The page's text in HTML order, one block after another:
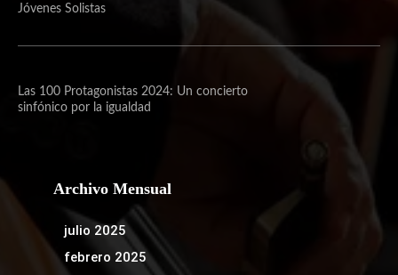
Jóvenes Solistas
Las 100 Protagonistas 2024: Un concierto
sinfónico por la igualdad
Archivo Mensual
julio 2025
febrero 2025